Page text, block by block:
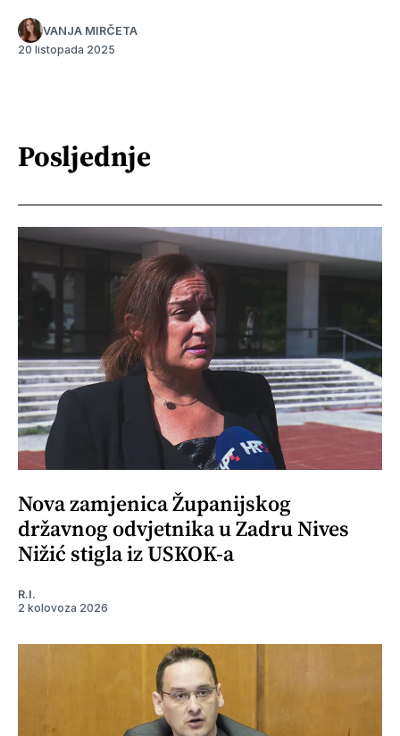
VANJA MIRČETA
20 listopada 2025
Posljednje
Nova zamjenica Županijskog
državnog odvjetnika u Zadru Nives
Nižić stigla iz USKOK-a
R.I.
2 kolovoza 2026